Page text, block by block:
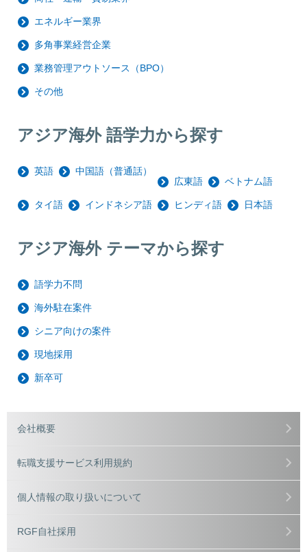
エネルギー業界
多角事業経営企業
業務管理アウトソース（BPO）
その他
アジア海外 語学力から探す
英語
中国語（普通話）
広東語
ベトナム語
タイ語 インドネシア語 ヒンディ語 日本語
アジア海外 テーマから探す
語学力不問
海外駐在案件
シニア向けの案件
現地採用
新卒可
会社概要
転職支援サービス利用規約
個人情報の取り扱いについて
RGF自社採用